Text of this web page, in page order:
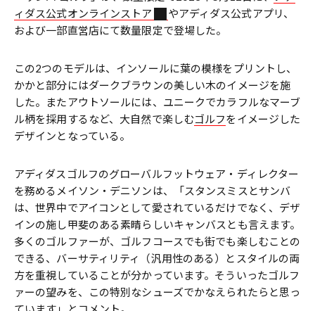
ィダス公式オンラインストア
やアディダス公式アプリ、
および⼀部直営店にて数量限定で登場した。
この2つのモデルは、インソールに葉の模様をプリントし、
かかと部分にはダークブラウンの美しい木のイメージを施
した。またアウトソールには、ユニークでカラフルなマーブ
ル柄を採用するなど、大自然で楽しむゴルフをイメージした
デザインとなっている。
アディダスゴルフのグローバルフットウェア・ディレクター
を務めるメイソン・デニソンは、「スタンスミスとサンバ
は、世界中でアイコンとして愛されているだけでなく、デザ
インの施し甲斐のある素晴らしいキャンバスとも言えます。
多くのゴルファーが、ゴルフコースでも街でも楽しむことの
できる、バーサティリティ（汎用性のある）とスタイルの両
方を重視していることが分かっています。そういったゴルフ
ァーの望みを、この特別なシューズでかなえられたらと思っ